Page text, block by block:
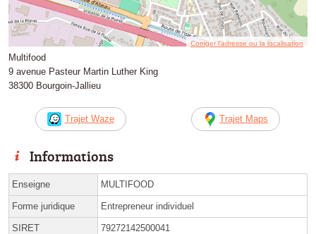
Corriger l’adresse ou la localisation
Multifood
9 avenue Pasteur Martin Luther King
38300 Bourgoin-Jallieu
Trajet Waze Trajet Maps
Informations
Enseigne MULTIFOOD
Forme juridique Entrepreneur individuel
SIRET 79272142500041